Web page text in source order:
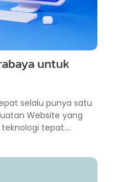
untuk
selalu punya satu
Website yang
tepat....